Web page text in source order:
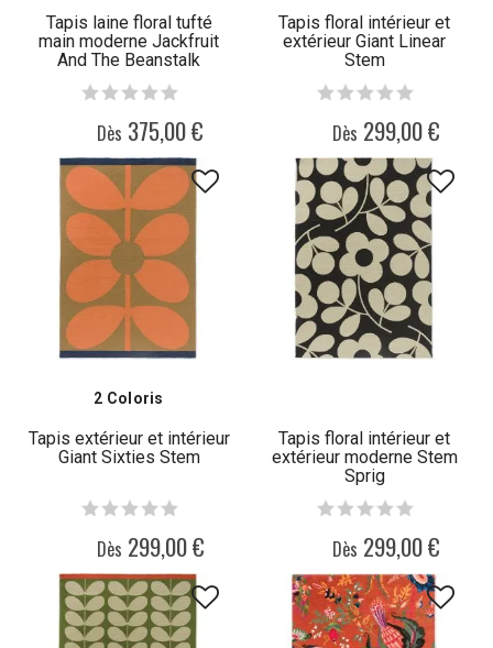
Tapis laine floral tufté
main moderne Jackfruit
And The Beanstalk
Dès 375,00 €
Tapis floral intérieur et
extérieur Giant Linear
Stem
Dès 299,00 €
2 Coloris
Tapis extérieur et intérieur
Giant Sixties Stem
Dès 299,00 €
Tapis floral intérieur et
extérieur moderne Stem
Sprig
Dès 299,00 €